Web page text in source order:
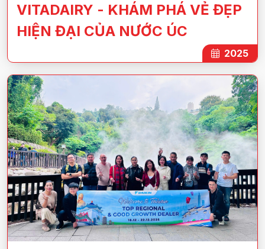
VITADAIRY - KHÁM PHÁ VẺ ĐẸP
HIỆN ĐẠI CỦA NƯỚC ÚC
2025